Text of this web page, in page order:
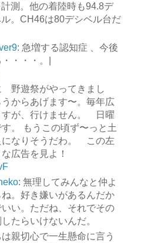
測。他の着陸時も94.8デ
。CH46は80デシベル台だ
: 急増する認知症 、今後
・・・。|
野遊祭がやってきまし
からあげます〜。毎年広
すが、行けません。 日曜
。 もうこの頃ず〜っと土
になりそうだわ。 この左
広告を見よ！
: 無理してみんなと仲よ
。好き嫌いがあるんだか
い。ただね、それでその
たらいけないんだ。
親切心で一生懸命に言う